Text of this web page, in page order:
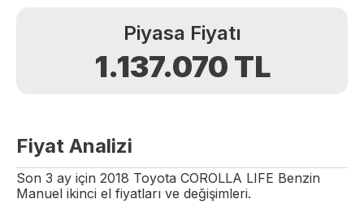
Piyasa Fiyatı
1.137.070 TL
Fiyat Analizi
Son 3 ay için 2018 Toyota COROLLA LIFE Benzin
Manuel ikinci el fiyatları ve değişimleri.